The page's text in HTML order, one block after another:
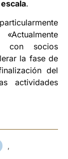
.
con socios
la fase de
del
actividades
,